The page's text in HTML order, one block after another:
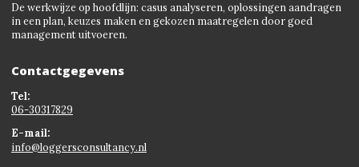
De werkwijze op hoofdlijn: casus analyseren, oplossingen aandragen
in een plan, keuzes maken en gekozen maatregelen door goed
management uitvoeren.
Contactgegevens
Tel:
06-30317829
E-mail:
info@loggersconsultancy.nl